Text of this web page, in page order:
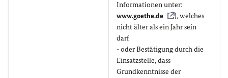
Informationen unter:
www.goethe.de
), welches
nicht älter als ein Jahr sein
darf
- oder Bestätigung durch die
Einsatzstelle, dass
Grundkenntnisse der